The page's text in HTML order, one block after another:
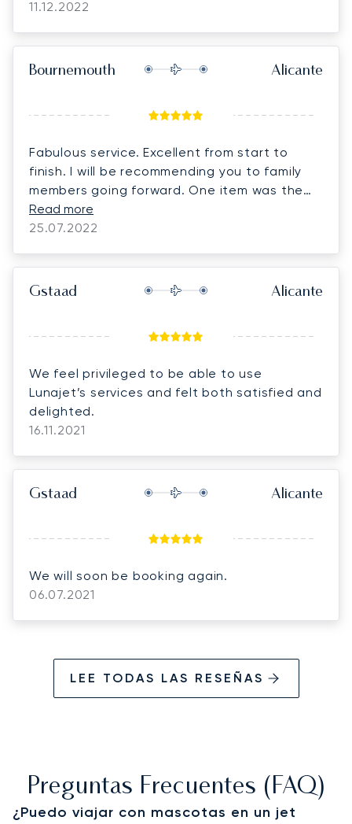
11.12.2022
Bournemouth Alicante
Fabulous service. Excellent from start to
finish. I will be recommending you to family
members going forward. One item was the
transport in Alicante - it wasn't absolutely
clear that we had a car from the plane, then
outside the terminal. We thought the car at
the plane was the transfer car. But a minor
excellent with our booking and questions.
Read more
25.07.2022
Gstaad Alicante
We feel privileged to be able to use
Lunajet’s services and felt both satisfied and
delighted.
16.11.2021
Gstaad Alicante
We will soon be booking again.
06.07.2021
LEE TODAS LAS RESEÑAS
Preguntas Frecuentes (FAQ)
¿Puedo viajar con mascotas en un jet